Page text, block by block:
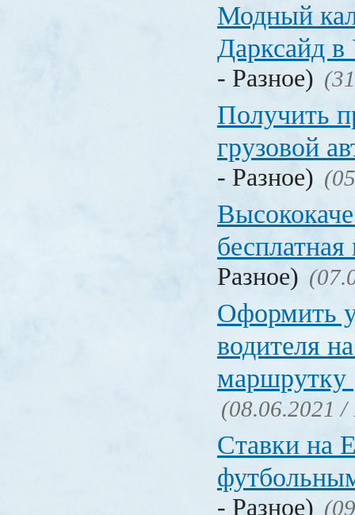
Модный
Дарксайд в
- Разное)
Получить
грузовой
- Разное)
Разное)
Оформить
водителя
маршрутку
(08.06.2021 /
Ставки на
- Разное)